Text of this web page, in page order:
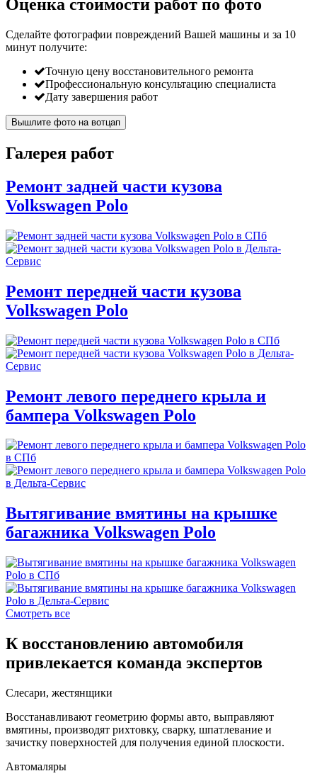
Оценка стоимости работ по фото
Сделайте фотографии повреждений Вашей машины и за 10
минут получите:
Точную цену восстановительного ремонта
Профессиональную консультацию специалиста
Дату завершения работ
Вышлите фото на вотцап
Галерея работ
Ремонт задней части кузова
Volkswagen Polo
Ремонт передней части кузова
Volkswagen Polo
Ремонт левого переднего крыла и
бампера Volkswagen Polo
Вытягивание вмятины на крышке
багажника Volkswagen Polo
Смотреть все
К восстановлению автомобиля
привлекается команда экспертов
Слесари, жестянщики
Восстанавливают геометрию формы авто, выправляют
вмятины, производят рихтовку, сварку, шпатлевание и
зачистку поверхностей для получения единой плоскости.
Автомаляры